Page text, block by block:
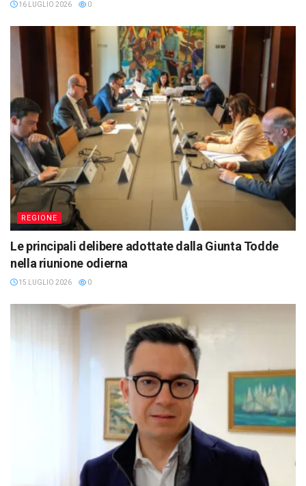
16 LUGLIO 2026 0
REGIONE
Le principali delibere adottate dalla Giunta Todde
nella riunione odierna
15 LUGLIO 2026 0